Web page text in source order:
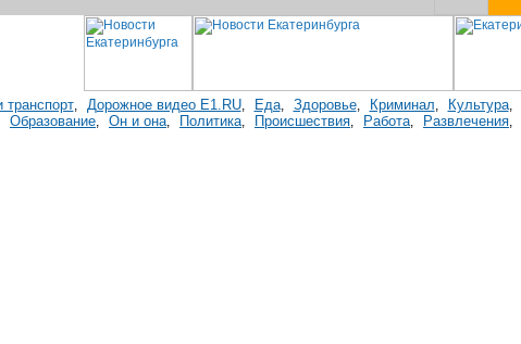
транспорт, Дорожное видео E1.RU, Еда, Здоровье, Криминал, Культура,
Образование, Он и она, Политика, Происшествия, Работа, Развлечения,